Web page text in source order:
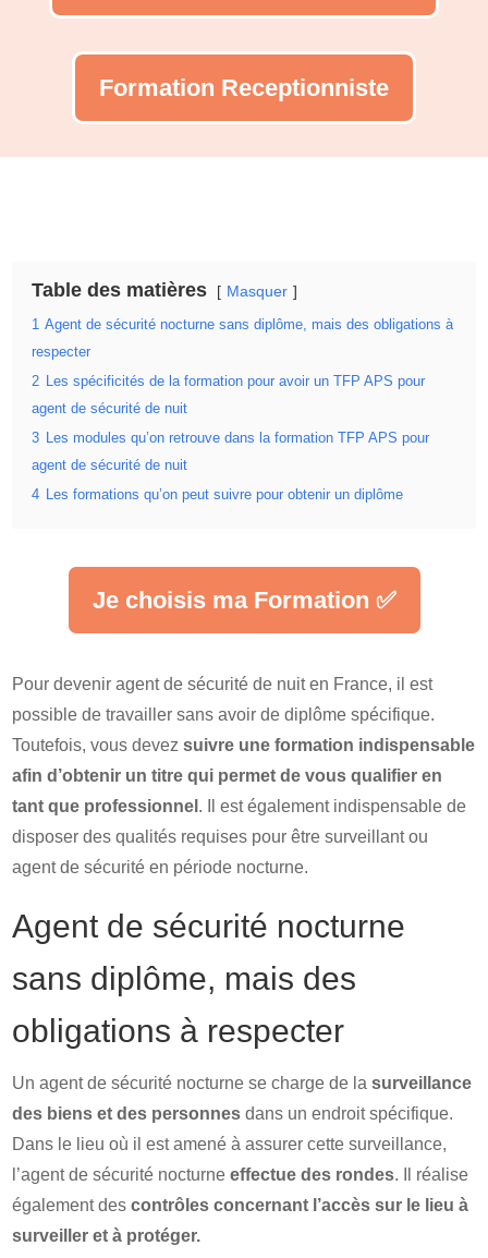
Formation Receptionniste
Table des matières Masquer
1 Agent de sécurité nocturne sans diplôme, mais des obligations à
respecter
2 Les spécificités de la formation pour avoir un TFP APS pour
agent de sécurité de nuit
3 Les modules qu’on retrouve dans la formation TFP APS pour
agent de sécurité de nuit
4 Les formations qu’on peut suivre pour obtenir un diplôme
Je choisis ma Formation ✅
Pour devenir agent de sécurité de nuit en France, il est
possible de travailler sans avoir de diplôme spécifique.
Toutefois, vous devezsuivre une formation indispensable
afin d’obtenir un titre qui permet de vous qualifier en
tant que professionnel . Il est également indispensable de
disposer des qualités requises pour être surveillant ou
agent de sécurité en période nocturne.
Agent de sécurité nocturne
sans diplôme, mais des
obligations à respecter
Un agent de sécurité nocturne se charge de lasurveillance
des biens et des personnes dans un endroit spécifique.
Dans le lieu où il est amené à assurer cette surveillance,
l’agent de sécurité nocturneeffectue des rondes. Il réalise
également descontrôles concernant l’accès sur le lieu à
surveiller et à protéger.